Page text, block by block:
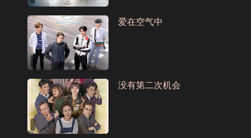
爱在空气中
没有第二次机会